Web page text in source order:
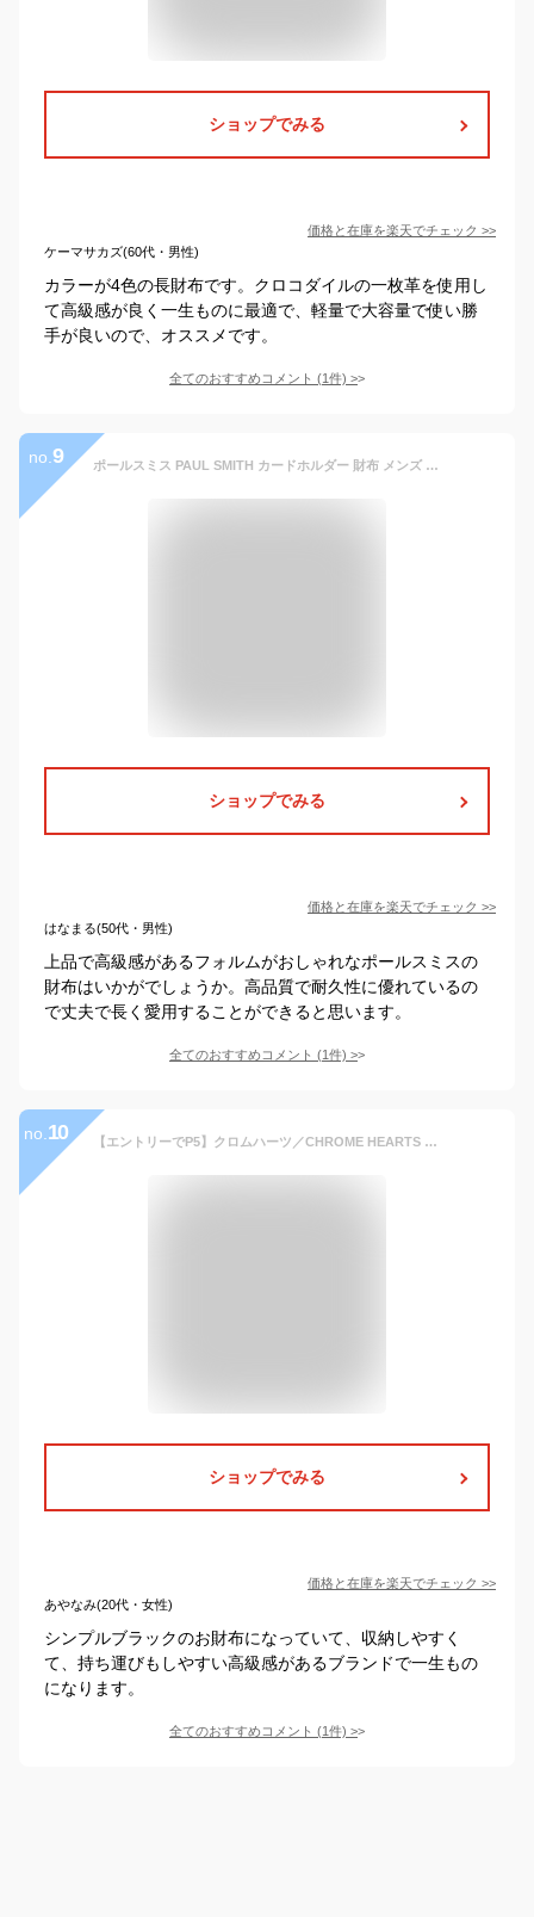
ショップでみる
価格と在庫を楽天でチェック >>
ケーマサカズ(60代・男性)
カラーが4色の長財布です。クロコダイルの一枚革を使用し
て高級感が良く一生ものに最適で、軽量で大容量で使い勝
手が良いので、オススメです。
全てのおすすめコメント (1件) >
no. 9 ポールスミス PAUL SMITH カードホルダー 財布 メンズ ブラック Wallets and Card Holders M1A4778BMULTI Black 関税 送料無料 2026SS gi
ショップでみる
価格と在庫を楽天でチェック >>
はなまる(50代・男性)
上品で高級感があるフォルムがおしゃれなポールスミスの
財布はいかがでしょうか。高品質で耐久性に優れているの
で丈夫で長く愛用することができると思います。
全てのおすすめコメント (1件) >
no. 10 【エントリーでP5】クロムハーツ／CHROME HEARTS "WAVE ウェーブ"クロスボタン ダガー 長財布・購入証明書付き(ブラック) 302014801／BLACK
ショップでみる
価格と在庫を楽天でチェック >>
あやなみ(20代・女性)
シンプルブラックのお財布になっていて、収納しやすく
て、持ち運びもしやすい高級感があるブランドで一生もの
になります。
全てのおすすめコメント (1件) >